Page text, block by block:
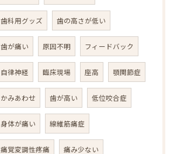
歯科用グッズ 歯の高さが低い
歯が痛い 原因不明 フィードバック
自律神経 臨床現場 座高 顎関節症
かみあわせ 歯が高い 低位咬合症
身体が痛い 線維筋痛症
痛覚変調性疼痛 痛み少ない